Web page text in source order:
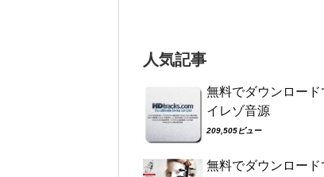
人気記事
無料でダウンロード
イレゾ音源
209,505ビュー
無料でダウンロード